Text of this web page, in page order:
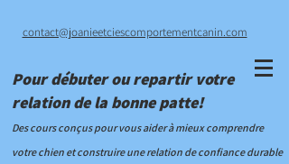
contact@joanieetciescomportementcanin.com
Pour débuter ou repartir votre
relation de la bonne patte!
Des cours conçus pour vous aider à mieux comprendre
votre chien et construire une relation de confiance durable